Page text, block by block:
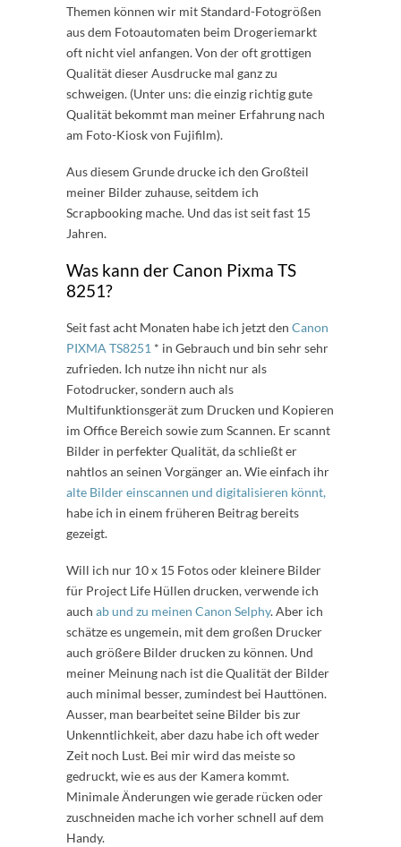
Themen können wir mit Standard-Fotogrößen
aus dem Fotoautomaten beim Drogeriemarkt
oft nicht viel anfangen. Von der oft grottigen
Qualität dieser Ausdrucke mal ganz zu
schweigen. (Unter uns: die einzig richtig gute
Qualität bekommt man meiner Erfahrung nach
am Foto-Kiosk von Fujifilm).
Aus diesem Grunde drucke ich den Großteil
meiner Bilder zuhause, seitdem ich
Scrapbooking mache. Und das ist seit fast 15
Jahren.
Was kann der Canon Pixma TS
8251?
Seit fast acht Monaten habe ich jetzt den Canon
PIXMA TS8251 * in Gebrauch und bin sehr sehr
zufrieden. Ich nutze ihn nicht nur als
Fotodrucker, sondern auch als
Multifunktionsgerät zum Drucken und Kopieren
im Office Bereich sowie zum Scannen. Er scannt
Bilder in perfekter Qualität, da schließt er
nahtlos an seinen Vorgänger an. Wie einfach ihr
alte Bilder einscannen und digitalisieren könnt,
habe ich in einem früheren Beitrag bereits
gezeigt.
Will ich nur 10 x 15 Fotos oder kleinere Bilder
für Project Life Hüllen drucken, verwende ich
auch ab und zu meinen Canon Selphy. Aber ich
schätze es ungemein, mit dem großen Drucker
auch größere Bilder drucken zu können. Und
meiner Meinung nach ist die Qualität der Bilder
auch minimal besser, zumindest bei Hauttönen.
Ausser, man bearbeitet seine Bilder bis zur
Unkenntlichkeit, aber dazu habe ich oft weder
Zeit noch Lust. Bei mir wird das meiste so
gedruckt, wie es aus der Kamera kommt.
Minimale Änderungen wie gerade rücken oder
zuschneiden mache ich vorher schnell auf dem
Handy.